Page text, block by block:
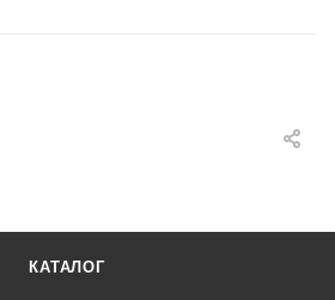
КАТАЛОГ